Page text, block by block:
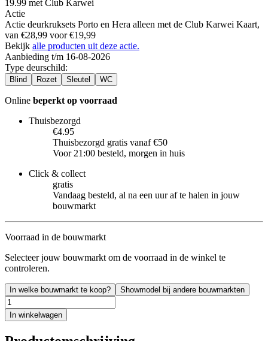
19.99 met Club Karwei
Actie
Actie deurkruksets Porto en Hera alleen met de Club Karwei Kaart,
van €28,99 voor €19,99
Bekijk alle producten uit deze actie.
Aanbieding t/m 16-08-2026
Type deurschild:
Blind Rozet Sleutel WC
Online beperkt op voorraad
Thuisbezorgd
€4.95
Thuisbezorgd gratis vanaf €50
Voor 21:00 besteld, morgen in huis
Click & collect
gratis
Vandaag besteld, al na een uur af te halen in jouw
bouwmarkt
Voorraad in de bouwmarkt
Selecteer jouw bouwmarkt om de voorraad in de winkel te
controleren.
In welke bouwmarkt te koop? Showmodel bij andere bouwmarkten
In winkelwagen